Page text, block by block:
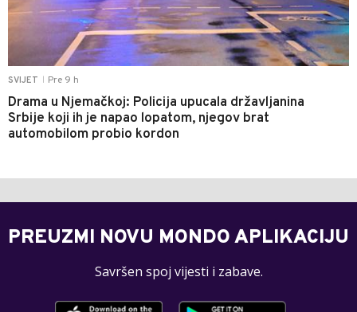
SVIJET Pre 9 h
Drama u Njemačkoj: Policija upucala državljanina
Srbije koji ih je napao lopatom, njegov brat
automobilom probio kordon
PREUZMI NOVU MONDO APLIKACIJU
Savršen spoj vijesti i zabave.